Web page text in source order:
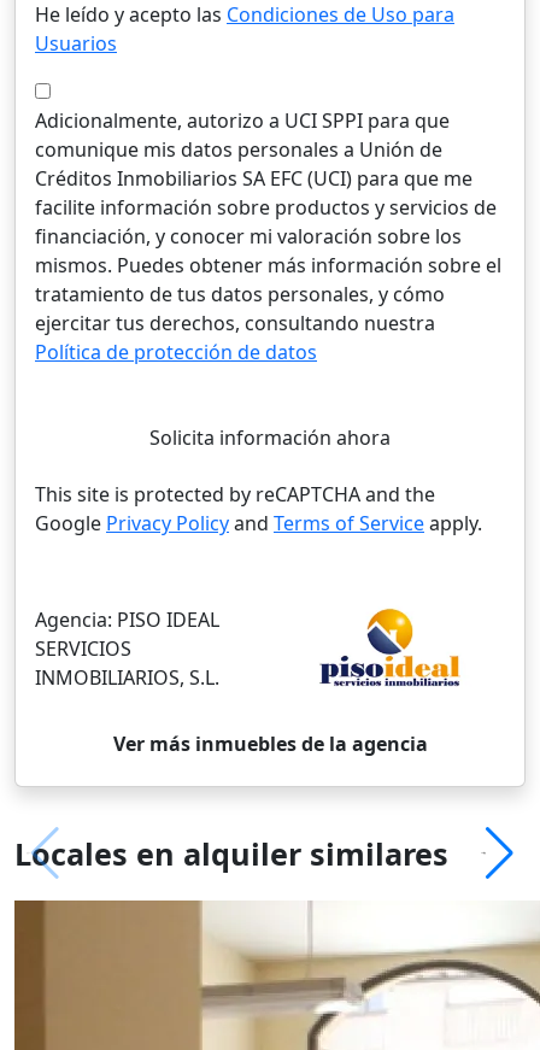
He leído y acepto las Condiciones de Uso para
Usuarios
Adicionalmente, autorizo a UCI SPPI para que
comunique mis datos personales a Unión de
Créditos Inmobiliarios SA EFC (UCI) para que me
facilite información sobre productos y servicios de
financiación, y conocer mi valoración sobre los
mismos. Puedes obtener más información sobre el
tratamiento de tus datos personales, y cómo
ejercitar tus derechos, consultando nuestra
Política de protección de datos
Solicita información ahora
This site is protected by reCAPTCHA and the
Google Privacy Policyand Terms of Serviceapply.
Agencia: PISO IDEAL
SERVICIOS
INMOBILIARIOS, S.L.
Ver más inmuebles de la agencia
Locales en alquiler similares